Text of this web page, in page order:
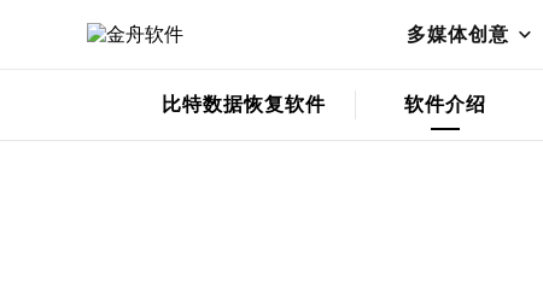
多媒体创意
比特数据恢复软件 软件介绍